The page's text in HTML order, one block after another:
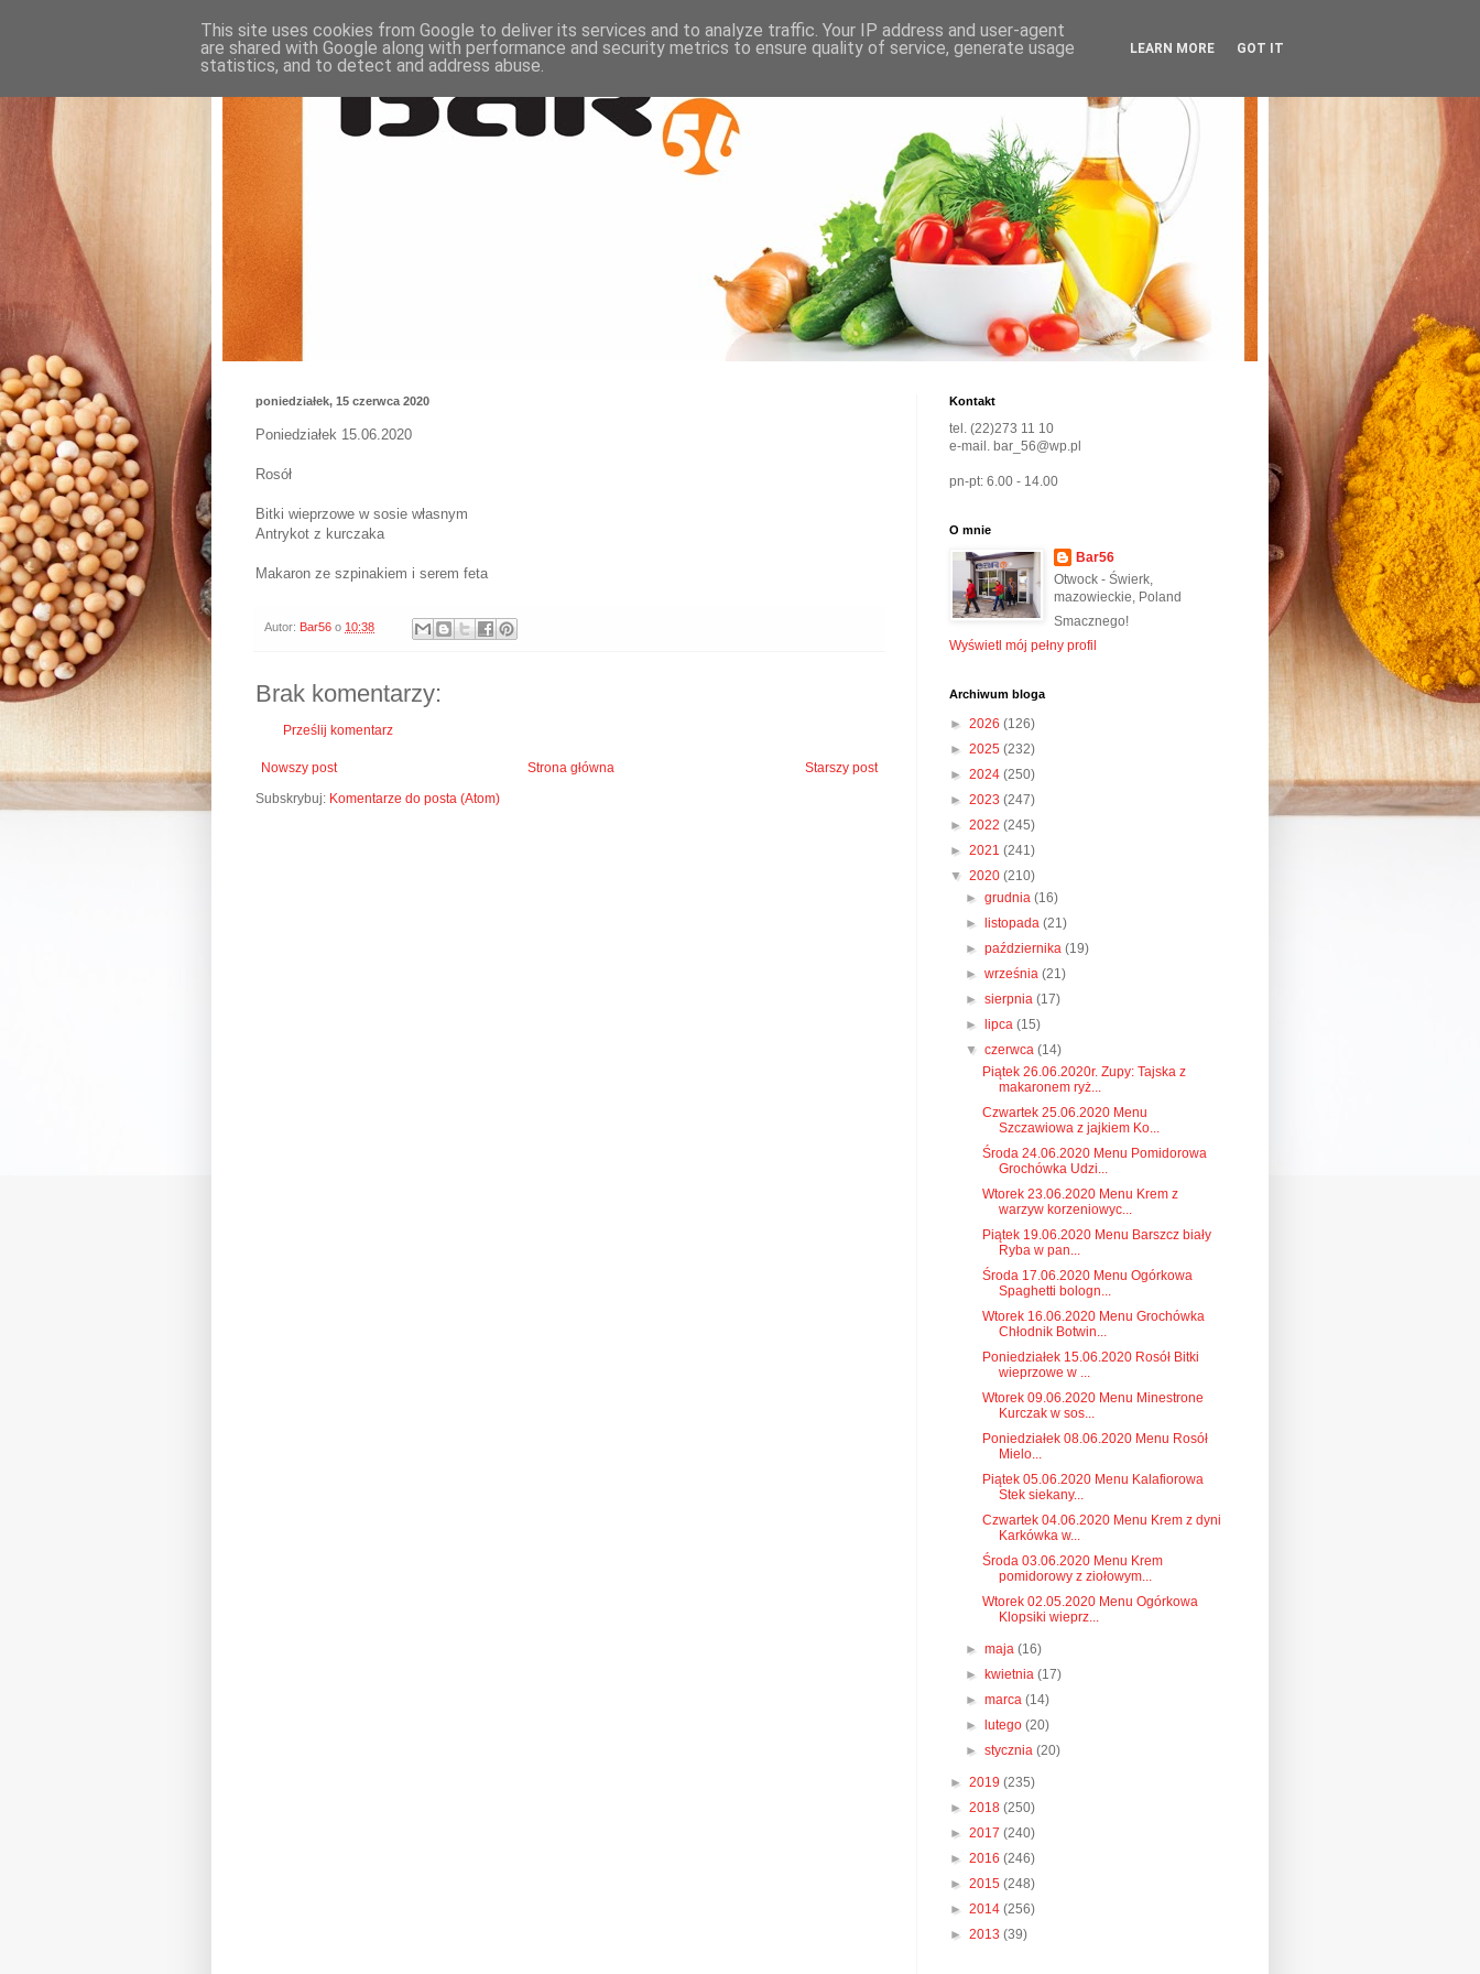
poniedziałek, 15 czerwca 2020
Poniedziałek 15.06.2020
Rosół
Bitki wieprzowe w sosie własnym
Antrykot z kurczaka
Makaron ze szpinakiem i serem feta
Autor: Bar56 o 10:38
Brak komentarzy:
Prześlij komentarz
Nowszy post Starszy post
Strona główna
Subskrybuj: Komentarze do posta (Atom)
Kontakt
tel. (22)273 11 10
e-mail. bar_56@wp.pl
pn-pt: 6.00 - 14.00
O mnie
Bar56
Otwock - Świerk,
mazowieckie, Poland
Smacznego!
Wyświetl mój pełny profil
Archiwum bloga
► 2026 (126)
► 2025 (232)
► 2024 (250)
► 2023 (247)
► 2022 (245)
► 2021 (241)
▼ 2020 (210)
►grudnia(16)
►
listopada(21)
►października(19)
►września(21)
►sierpnia(17)
►
lipca(15)
▼czerwca(14)
Piątek 26.06.2020r. Zupy: Tajska z
makaronem ryż...
Czwartek 25.06.2020 Menu
Szczawiowa z jajkiem Ko...
Środa 24.06.2020 Menu Pomidorowa
Grochówka Udzi...
Wtorek 23.06.2020 Menu Krem z
warzyw korzeniowyc...
Piątek 19.06.2020 Menu Barszcz biały
Ryba w pan...
Środa 17.06.2020 Menu Ogórkowa
Spaghetti bologn...
Wtorek 16.06.2020 Menu Grochówka
Chłodnik Botwin...
Poniedziałek 15.06.2020 Rosół Bitki
wieprzowe w ...
Wtorek 09.06.2020 Menu Minestrone
Kurczak w sos...
Poniedziałek 08.06.2020 Menu Rosół
Mielo...
Piątek 05.06.2020 Menu Kalafiorowa
Stek siekany...
Czwartek 04.06.2020 Menu Krem z dyni
Karkówka w...
Środa 03.06.2020 Menu Krem
pomidorowy z ziołowym...
Wtorek 02.05.2020 Menu Ogórkowa
Klopsiki wieprz...
►maja(16)
►
kwietnia(17)
►marca(14)
►
lutego(20)
►stycznia(20)
► 2019 (235)
► 2018 (250)
► 2017 (240)
► 2016 (246)
► 2015 (248)
► 2014 (256)
► 2013 (39)
This site uses cookies from Google to deliver its services and to analyze traffic. Your IP address and user-agent
are shared with Google along with performance and security metrics to ensure quality of service, generate usage
statistics, and to detect and address abuse.
LEARN MORE GOT IT